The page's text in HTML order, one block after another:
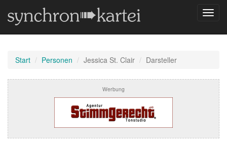
Start Personen Jessica St. Clair Darsteller
Werbung